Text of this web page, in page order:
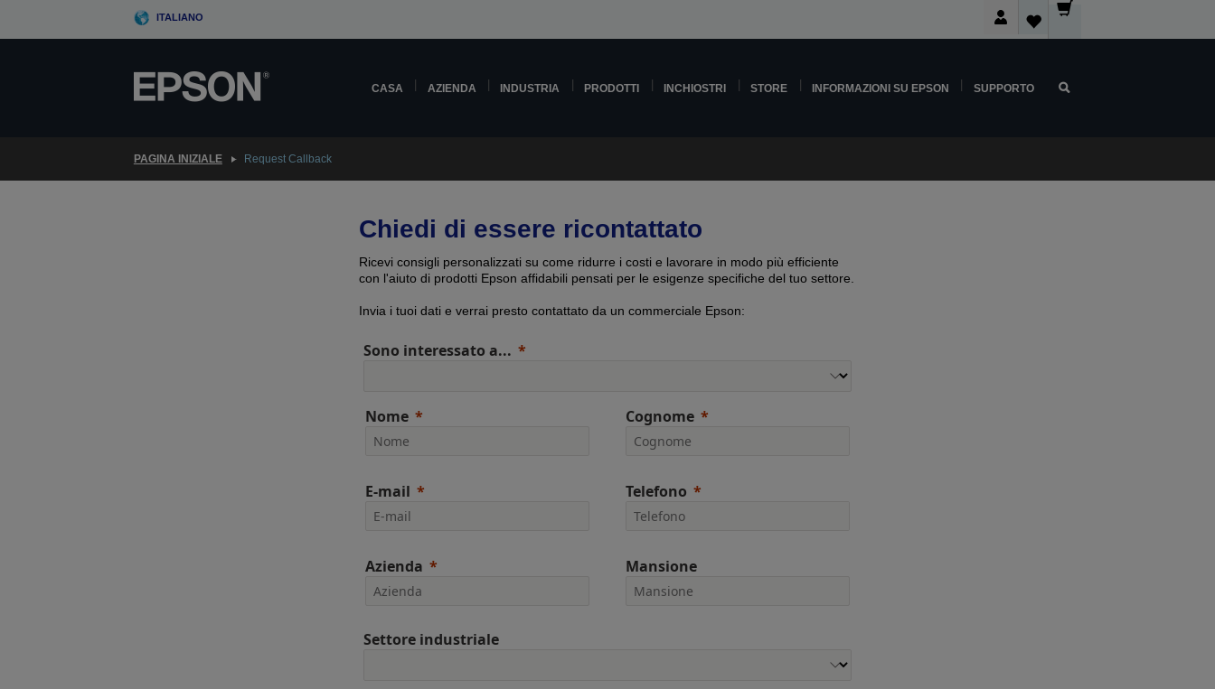
ITALIANO
CASA AZIENDA INDUSTRIA PRODOTTI INCHIOSTRI STORE INFORMAZIONI SU EPSON SUPPORTO
PAGINA INIZIALE Request Callback
Chiedi di essere ricontattato
Ricevi consigli personalizzati su come ridurre i costi e lavorare in modo più efficiente
con l'aiuto di prodotti Epson affidabili pensati per le esigenze specifiche del tuo settore.
Invia i tuoi dati e verrai presto contattato da un commerciale Epson:
Sono interessato a...
Nome Cognome
E-mail Telefono
Azienda Mansione
Settore industriale